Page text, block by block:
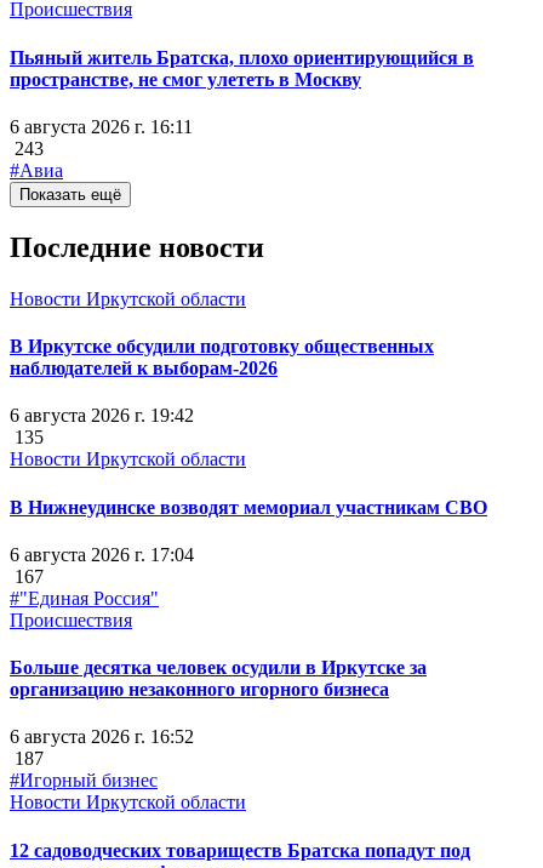
Происшествия
Пьяный житель Братска, плохо ориентирующийся в
пространстве, не смог улететь в Москву
6 августа 2026 г. 16:11
243
#Авиа
Показать ещё
Последние новости
Новости Иркутской области
В Иркутске обсудили подготовку общественных
наблюдателей к выборам-2026
6 августа 2026 г. 19:42
135
Новости Иркутской области
В Нижнеудинске возводят мемориал участникам СВО
6 августа 2026 г. 17:04
167
#"Единая Россия"
Происшествия
Больше десятка человек осудили в Иркутске за
организацию незаконного игорного бизнеса
6 августа 2026 г. 16:52
187
#Игорный бизнес
Новости Иркутской области
12 садоводческих товариществ Братска попадут под